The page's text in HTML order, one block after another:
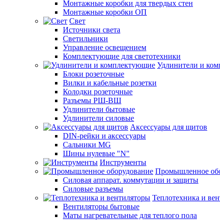
Монтажные коробки для твердых стен
Монтажные коробки ОП
Свет
Источники света
Светильники
Управление освещением
Комплектующие для светотехники
Удлинители и
Блоки розеточные
Вилки и кабельные розетки
Колодки розеточные
Разъемы РШ-ВШ
Удлинители бытовые
Удлинители силовые
Аксессуары для щитов
DIN-рейки и аксессуары
Сальники MG
Шины нулевые "N"
Инструменты
Промышленное
Силовая аппарат. коммутации и защиты
Силовые разъемы
Теплотехника и
Вентиляторы бытовые
Маты нагревательные для теплого пола